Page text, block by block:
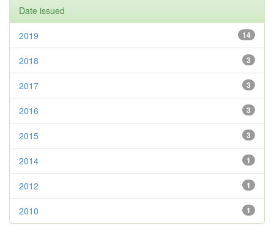
Date issued
14
2019
3
2018
3
2017
3
2016
3
2015
1
2014
1
2012
1
2010